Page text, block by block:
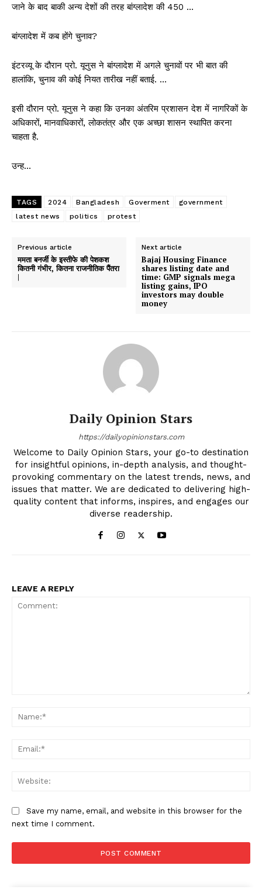
जाने के बाद बाकी अन्य देशों की तरह बांग्लादेश की 450 …
बांग्लादेश में कब होंगे चुनाव?
इंटरव्यू के दौरान प्रो. यूनुस ने बांग्लादेश में अगले चुनावों पर भी बात की
हालांकि, चुनाव की कोई नियत तारीख नहीं बताई. …
इसी दौरान प्रो. यूनुस ने कहा कि उनका अंतरिम प्रशासन देश में नागरिकों के
अधिकारों, मानवाधिकारों, लोकतंत्र और एक अच्छा शासन स्थापित करना
चाहता है.
उन्ह…
TAGS 2024 Bangladesh Goverment
government
latest news
politics protest
Previous article
ममता बनर्जी के इस्‍तीफे की पेशकश
कितनी गंभीर, कितना राजनीतिक पैंतरा
|
Next article
Bajaj Housing Finance
shares listing date and
time: GMP signals mega
listing gains, IPO
investors may double
money
Daily Opinion Stars
https://dailyopinionstars.com
Welcome to Daily Opinion Stars, your go-to destination
for insightful opinions, in-depth analysis, and thought-
provoking commentary on the latest trends, news, and
issues that matter. We are dedicated to delivering high-
quality content that informs, inspires, and engages our
diverse readership.
LEAVE A REPLY
Save my name, email, and website in this browser for the
next time I comment.